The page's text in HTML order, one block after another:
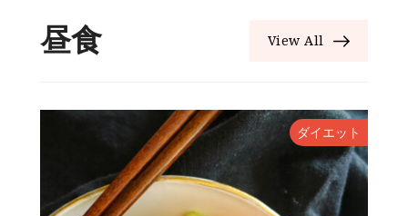
昼食 View All
ダイエット